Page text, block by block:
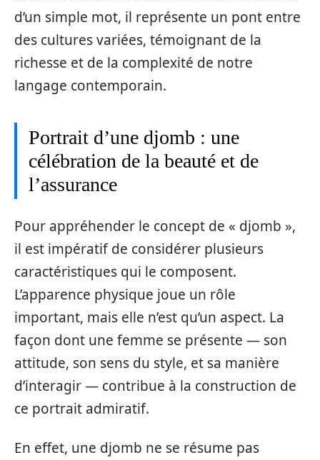
d’un simple mot, il représente un pont entre
des cultures variées, témoignant de la
richesse et de la complexité de notre
langage contemporain.
Portrait d’une djomb : une
célébration de la beauté et de
l’assurance
Pour appréhender le concept de « djomb »,
il est impératif de considérer plusieurs
caractéristiques qui le composent.
L’apparence physique joue un rôle
important, mais elle n’est qu’un aspect. La
façon dont une femme se présente — son
attitude, son sens du style, et sa manière
d’interagir — contribue à la construction de
ce portrait admiratif.
En effet, une djomb ne se résume pas